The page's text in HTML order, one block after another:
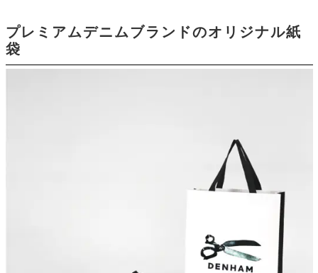
プレミアムデニムブランドのオリジナル紙
袋